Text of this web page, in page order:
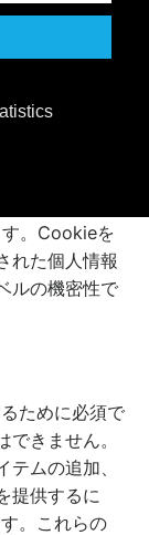
ンサービスに
に保存され
ブビーコン
キング技術も
す。Cookieを
れた個人情報
ルの機密性で
ために必須で
きません。
ムの追加、
提供するに
。これらの